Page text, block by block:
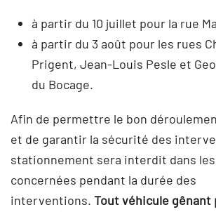
à partir du 10 juillet pour la rue
à partir du 3 août pour les rues
Prigent, Jean-Louis Pesle et
du Bocage.
Afin de permettre le bon
et de garantir la sécurité des
stationnement sera interdit dans
concernées pendant la durée des
interventions. Tout véhicule